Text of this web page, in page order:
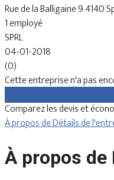
Rue de la Balligaine 9 4140
1 employé
SPRL
04-01-2018
(0)
Cette entreprise n'a pas
Comparez les devis et
À propos deDétails de
À propos de